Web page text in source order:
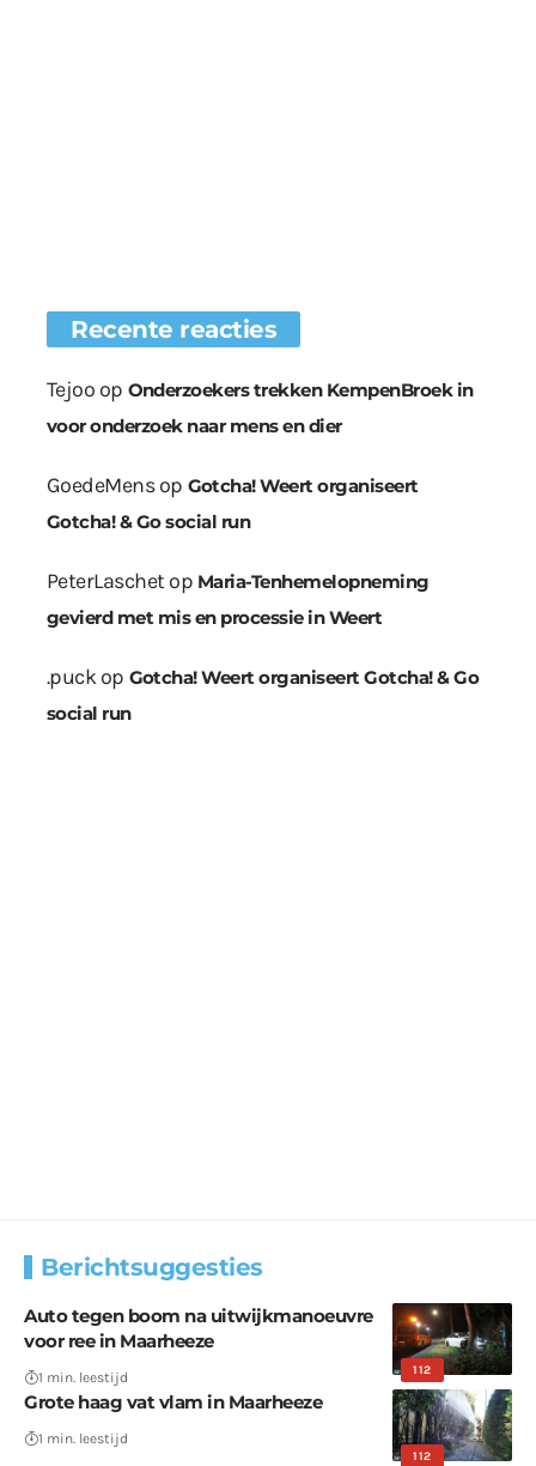
Recente reacties
Tejoo op Onderzoekers trekken KempenBroek in
voor onderzoek naar mens en dier
GoedeMensop Gotcha! Weert organiseert
Gotcha! & Go social run
PeterLaschetop Maria-Tenhemelopneming
gevierd met mis en processie in Weert
.puckop Gotcha! Weert organiseert Gotcha! & Go
social run
Berichtsuggesties
112
Auto tegen boom na uitwijkmanoeuvre
voor ree in Maarheeze
1 min. leestijd
112
Grote haag vat vlam in Maarheeze
1 min. leestijd